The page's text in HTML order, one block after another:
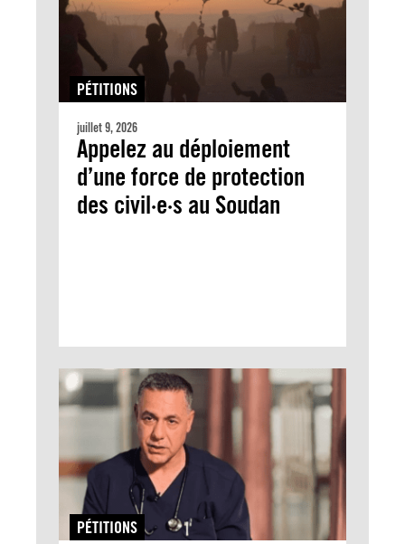
PÉTITIONS
juillet 9, 2026
Appelez au déploiement
d’une force de protection
des civil·e·s au Soudan
PÉTITIONS